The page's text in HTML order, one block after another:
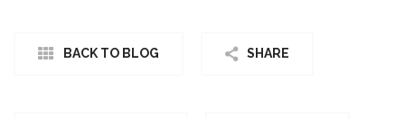
BACK TO BLOG SHARE